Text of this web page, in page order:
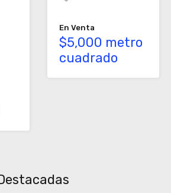
En Venta
$5,000 metro
cuadrado